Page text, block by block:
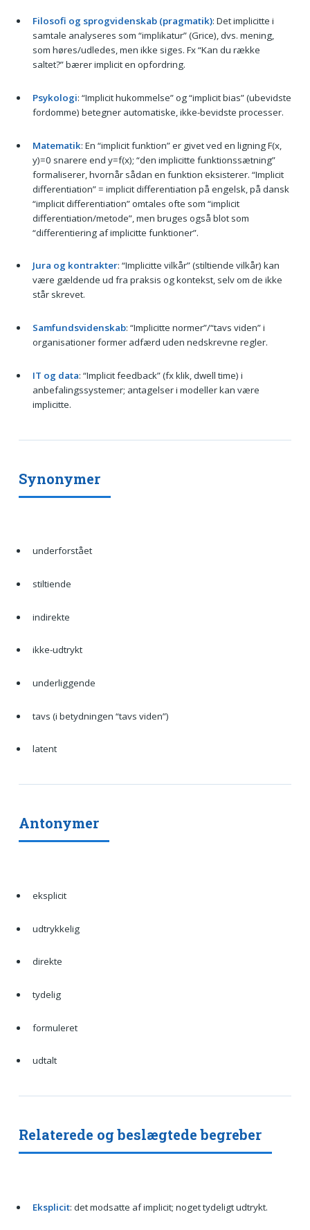
Filosofi og sprogvidenskab (pragmatik): Det implicitte i
samtale analyseres som “implikatur” (Grice), dvs. mening,
som høres/udledes, men ikke siges. Fx “Kan du række
saltet?” bærer implicit en opfordring.
Psykologi: “Implicit hukommelse” og “implicit bias” (ubevidste
fordomme) betegner automatiske, ikke-bevidste processer.
Matematik: En “implicit funktion” er givet ved en ligning F(x,
y)=0 snarere end y=f(x); “den implicitte funktionssætning”
formaliserer, hvornår sådan en funktion eksisterer. “Implicit
differentiation” = implicit differentiation på engelsk, på dansk
“implicit differentiation” omtales ofte som “implicit
differentiation/metode”, men bruges også blot som
“differentiering af implicitte funktioner”.
Jura og kontrakter: “Implicitte vilkår” (stiltiende vilkår) kan
være gældende ud fra praksis og kontekst, selv om de ikke
står skrevet.
Samfundsvidenskab: “Implicitte normer”/“tavs viden” i
organisationer former adfærd uden nedskrevne regler.
IT og data: “Implicit feedback” (fx klik, dwell time) i
anbefalingssystemer; antagelser i modeller kan være
implicitte.
Synonymer
underforstået
stiltiende
indirekte
ikke-udtrykt
underliggende
tavs (i betydningen “tavs viden”)
latent
Antonymer
eksplicit
udtrykkelig
direkte
tydelig
formuleret
udtalt
Relaterede og beslægtede begreber
Eksplicit: det modsatte af implicit; noget tydeligt udtrykt.